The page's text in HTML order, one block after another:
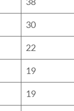
30
22
19
19